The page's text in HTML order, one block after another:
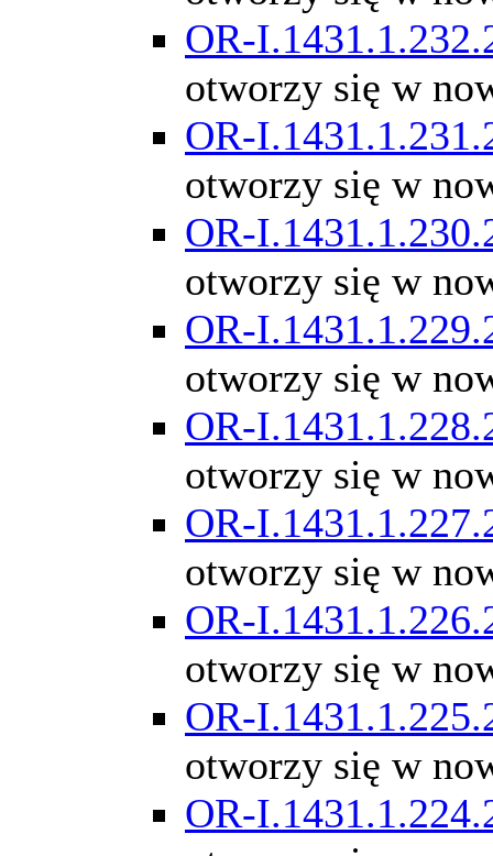
OR-
otworzy się w
OR-
otworzy się w
OR-
otworzy się w
OR-
otworzy się w
OR-
otworzy się w
OR-
otworzy się w
OR-
otworzy się w
OR-
otworzy się w
OR-